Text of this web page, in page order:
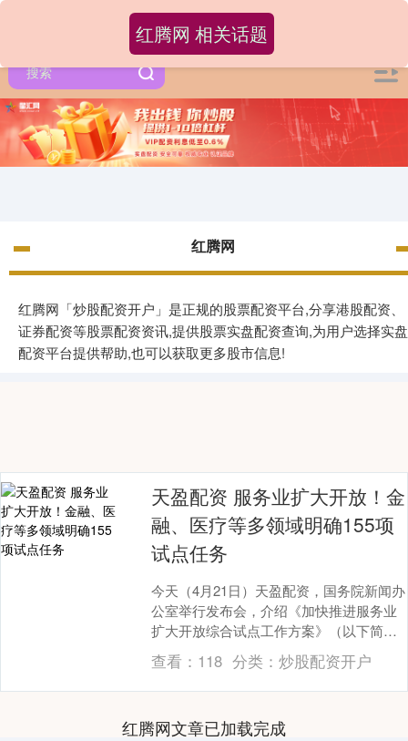
红腾网
红腾网「炒股配资开户」是正规的股票配资平台,分享港股配资、
证券配资等股票配资资讯,提供股票实盘配资查询,为用户选择实盘
配资平台提供帮助,也可以获取更多股市信息!
红腾网 相关话题
天盈配资 服务业扩大开放！金
融、医疗等多领域明确155项
试点任务
今天（4月21日）天盈配资，国务院新闻办
公室举行发布会，介绍《加快推进服务业
扩大开放综合试点工作方案》（以下简称
《工作方案》）有关情况。 发布会上介
绍，《工作方....
查看： 118 分类： 炒股配资开户
红腾网文章已加载完成